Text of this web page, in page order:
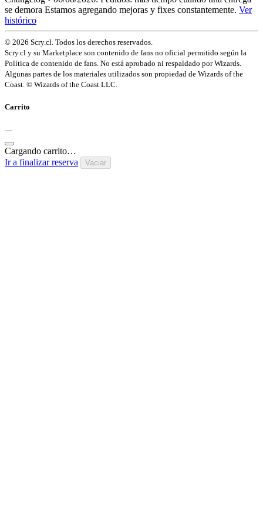
se demora Estamos agregando mejoras y fixes constantemente. Ver
histórico
© 2026 Scry.cl. Todos los derechos reservados.
Scry.cl y su Marketplace son contenido de fans no oficial permitido según la
Política de contenido de fans. No está aprobado ni respaldado por Wizards.
Algunas partes de los materiales utilizados son propiedad de Wizards of the
Coast. © Wizards of the Coast LLC.
Carrito
—
Cargando carrito…
Ir a finalizar reserva
Vaciar